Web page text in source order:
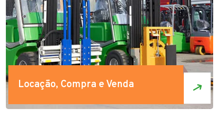
Locação, Compra e Venda